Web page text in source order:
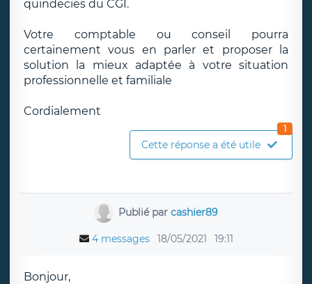
quindecies du CGI.
Votre comptable ou conseil pourra
certainement vous en parler et proposer la
solution la mieux adaptée à votre situation
professionnelle et familiale
Cordialement
Cette réponse a été utile
1
Publié parcashier89
4 messages 18/05/2021 19:11
Bonjour,